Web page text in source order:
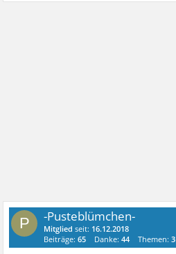
P -Pusteblümchen-
Mitglied seit: 16.12.2018
Beiträge:65 Danke:44 Themen:3